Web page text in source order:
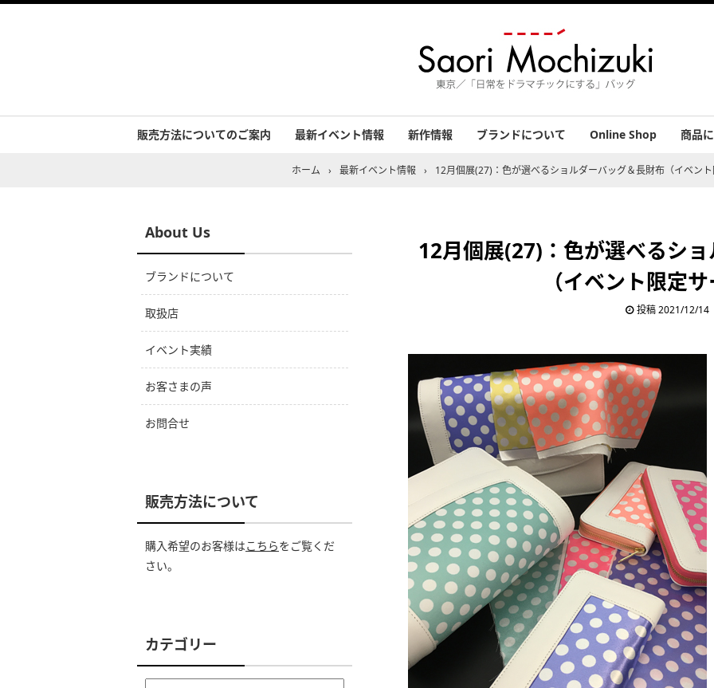
販売方法についてのご案内 最新イベント情報
イベント実績
新作情報 ブランドについて Online Shop 商品
バッグ
小物
アクセ
その他
お客さ
ホーム › 最新イベント情報 › 12月個展(27)：色が選べるショルダーバッグ＆長財布（イベント
12月個展(27)：色が選べるシ
（イベント限定サ
投稿2021/12/14
About Us
ブランドについて
取扱店
イベント実績
お客さまの声
お問合せ
販売方法について
購入希望のお客様はこちらをご覧くだ
さい。
カテゴリー